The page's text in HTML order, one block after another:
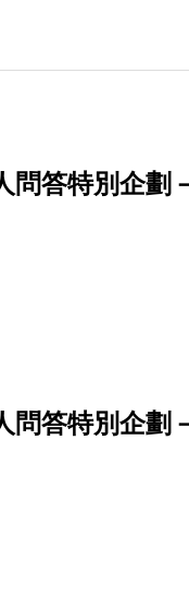
問答特別企劃
問答特別企劃